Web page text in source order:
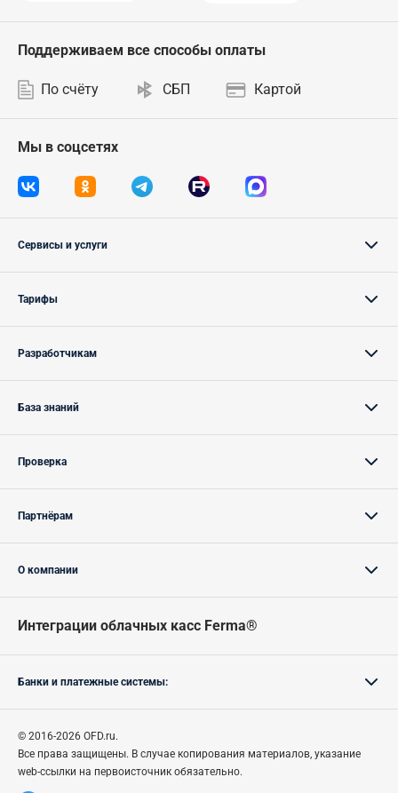
Мы в соцсетях
Поддерживаем все способы оплаты
По счёту СБП Картой
Сервисы и услуги
Тарифы
Разработчикам
База знаний
Проверка
Партнёрам
О компании
Интеграции облачных касс Ferma®
Банки и платежные системы:
© 2016-2026 OFD.ru.
Все права защищены. В случае копирования материалов, указание
web-ссылки на первоисточник обязательно.